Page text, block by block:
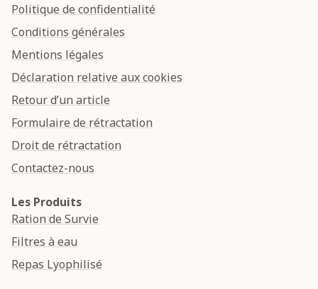
Politique de confidentialité
Conditions générales
Mentions légales
Déclaration relative aux cookies
Retour d’un article
Formulaire de rétractation
Droit de rétractation
Contactez-nous
Les Produits
Ration de Survie
Filtres à eau
Repas Lyophilisé